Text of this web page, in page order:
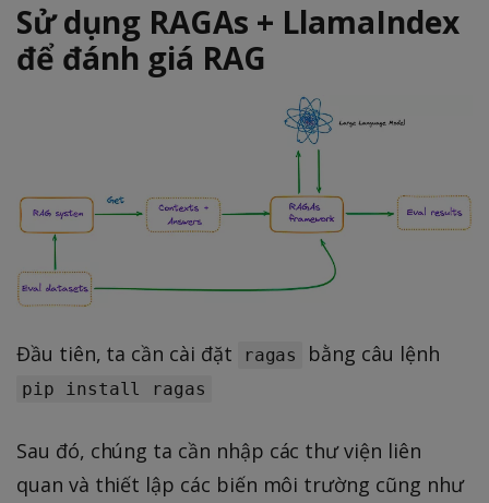
Sử dụng RAGAs + LlamaIndex
để đánh giá RAG
Đầu tiên, ta cần cài đặt ragas bằng câu lệnh
pip install ragas
Sau đó, chúng ta cần nhập các thư viện liên
quan và thiết lập các biến môi trường cũng như